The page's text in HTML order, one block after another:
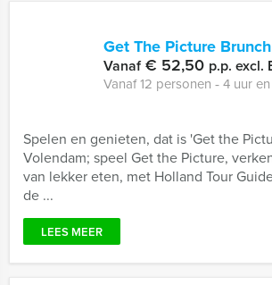
Get The Picture
Vanaf€ 52,50 p.p. excl.
Vanaf 12 personen ‐ 4 uur
Spelen en genieten, dat is 'Get the
Volendam; speel Get the Picture,
van lekker eten, met Holland Tour
de ...
LEES MEER